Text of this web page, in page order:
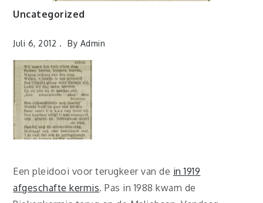
Uncategorized
Juli 6, 2012 By Admin
Een pleidooi voor terugkeer van de in 1919
afgeschafte kermis. Pas in 1988 kwam de